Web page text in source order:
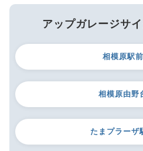
アップガレージサ
相模原駅
相模原由野
たまプラーザ